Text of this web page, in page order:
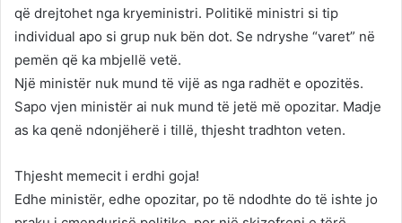
që drejtohet nga kryeministri. Politikë ministri si tip
individual apo si grup nuk bën dot. Se ndryshe “varet” në
pemën që ka mbjellë vetë.
Një ministër nuk mund të vijë as nga radhët e opozitës.
Sapo vjen ministër ai nuk mund të jetë më opozitar. Madje
as ka qenë ndonjëherë i tillë, thjesht tradhton veten.
Thjesht memecit i erdhi goja!
Edhe ministër, edhe opozitar, po të ndodhte do të ishte jo